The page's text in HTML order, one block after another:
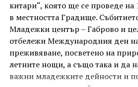
китари“, която ще се проведе на
в местността Градище.
Младежки център – Габрово и
отбележи Международния ден
преживяване, посветено на
летните нощи, а също така и да
важни младежките дейности и